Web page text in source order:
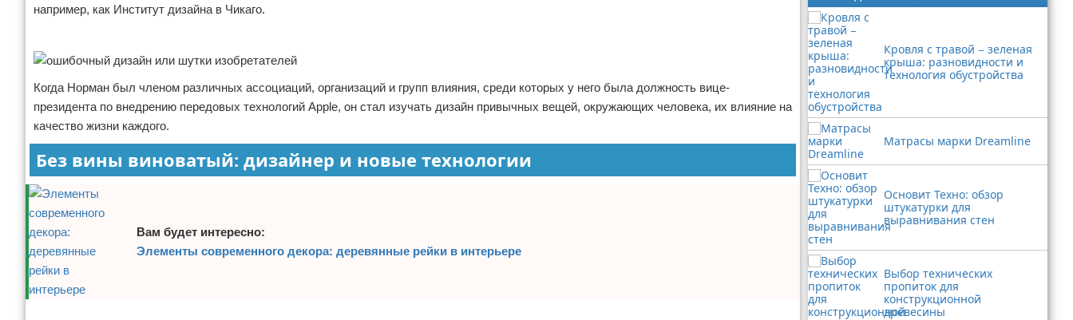
Домашний быт
Коммунальные услуги
Сантехника
Безопасность
Стройматериалы
Разное
Отказ от ответственности
например, как Институт дизайна в Чикаго.
Когда Норман был членом различных ассоциаций, организаций и групп влияния, среди которых у него была должность вице-
президента по внедрению передовых технологий Apple, он стал изучать дизайн привычных вещей, окружающих человека, их влияние на
качество жизни каждого.
Без вины виноватый: дизайнер и новые технологии
Вам будет интересно:
Элементы современного декора: деревянные рейки в интерьере
Кровля с травой − зеленая
крыша: разновидности и
технология обустройства
Матрасы марки Dreamline
Основит Техно: обзор
штукатурки для
выравнивания стен
Выбор технических
пропиток для
конструкционной
древесины